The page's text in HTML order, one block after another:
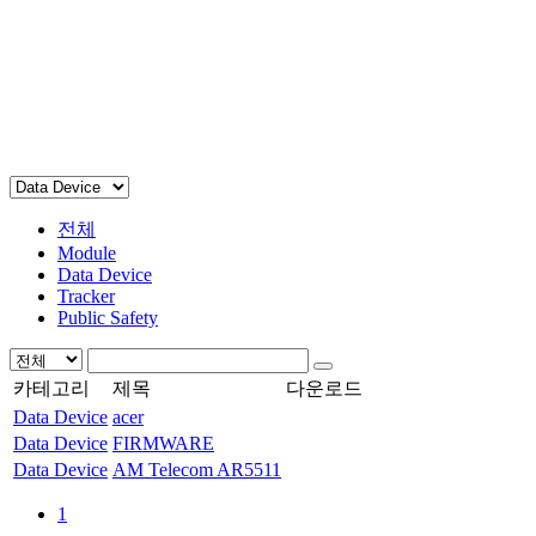
전체
Module
Data Device
Tracker
Public Safety
카테고리 제목
다운로드
Data Device acer
Data Device FIRMWARE
Data Device AM Telecom AR5511
1